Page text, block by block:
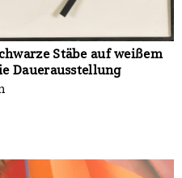
Stäbe auf weißem
Dauerausstellung